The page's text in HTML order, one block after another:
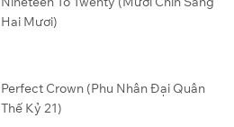
Hai Mươi)
Perfect Crown (Phu Nhân Đại Quân
Thế Kỷ 21)